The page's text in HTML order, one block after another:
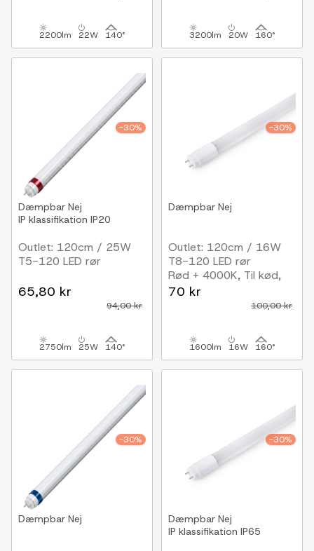
2200lm 22W 140° 3200lm 20W 160°
-30%
Dæmpbar Nej
IP klassifikation IP20
Outlet: 120cm / 25W
T5-120 LED rør
65,80 kr
94,00 kr
2750lm 25W 140°
-30%
Dæmpbar Nej
Outlet: 120cm / 16W
T8-120 LED rør
Rød + 4000K, Til kød,
RA95
70 kr
100,00 kr
1600lm 16W 160°
-30%
Dæmpbar Nej
-30%
Dæmpbar Nej
IP klassifikation IP65